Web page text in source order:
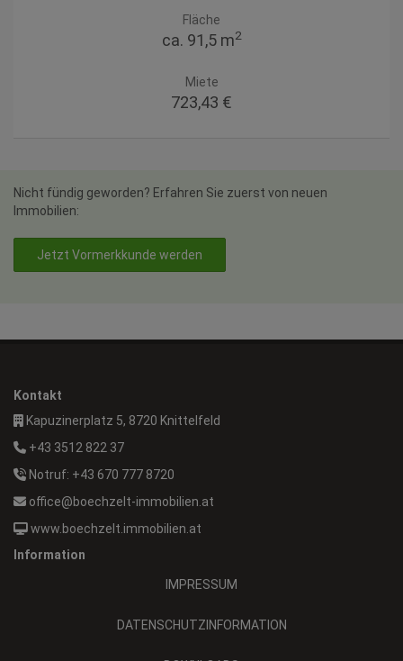
Fläche
ca. 91,5 m2
Miete
723,43 €
Nicht fündig geworden? Erfahren Sie zuerst von neuen
Immobilien:
Jetzt Vormerkkunde werden
Kontakt
Kapuzinerplatz 5, 8720 Knittelfeld
+43 3512 822 37
Notruf: +43 670 777 8720
office@boechzelt-immobilien.at
www.boechzelt.immobilien.at
Information
IMPRESSUM
DATENSCHUTZINFORMATION